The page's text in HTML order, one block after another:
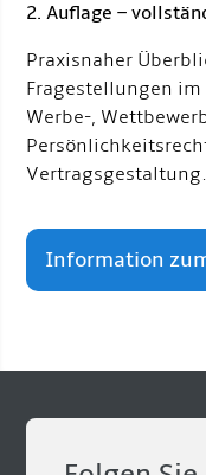
2. Auflage –
Praxisnaher
Fragestellungen
Werbe-,
Vertragsgestaltung.
Information